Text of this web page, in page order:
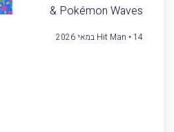
& Pokémon Waves
Hit Man 14 במאי 2026